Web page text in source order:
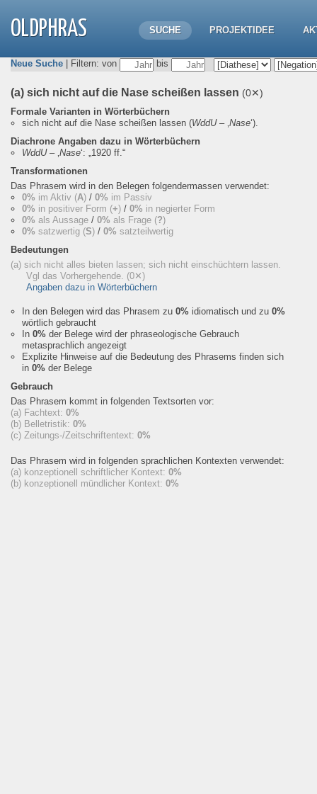
OLDPHRAS SUCHE PROJEKTIDEE
Neue Suche | Filtern: von bis
(a) sich nicht auf die Nase scheißen lassen (0✕)
Formale Varianten in Wörterbüchern
sich nicht auf die Nase scheißen lassen (WddU– ‚Nase‘).
Diachrone Angaben dazu in Wörterbüchern
WddU– ‚Nase‘: „1920 ff.“
Transformationen
Das Phrasem wird in den Belegen folgendermassen verwendet:
0% im Aktiv (A) / 0% im Passiv
0% in positiver Form (+) / 0% in negierter Form
0% als Aussage / 0% als Frage (?)
0% satzwertig (S) / 0% satzteilwertig
Bedeutungen
(a) sich nicht alles bieten lassen; sich nicht einschüchtern lassen.
Vgl das Vorhergehende. (0✕)
Angaben dazu in Wörterbüchern
In den Belegen wird das Phrasem zu 0% idiomatisch und zu 0%
wörtlich gebraucht
In 0% der Belege wird der phraseologische Gebrauch
metasprachlich angezeigt
Explizite Hinweise auf die Bedeutung des Phrasems finden sich
in 0% der Belege
Gebrauch
Das Phrasem kommt in folgenden Textsorten vor:
(a) Fachtext: 0%
(b) Belletristik: 0%
(c) Zeitungs-/Zeitschriftentext: 0%
Das Phrasem wird in folgenden sprachlichen Kontexten verwendet:
(a) konzeptionell schriftlicher Kontext: 0%
(b) konzeptionell mündlicher Kontext: 0%